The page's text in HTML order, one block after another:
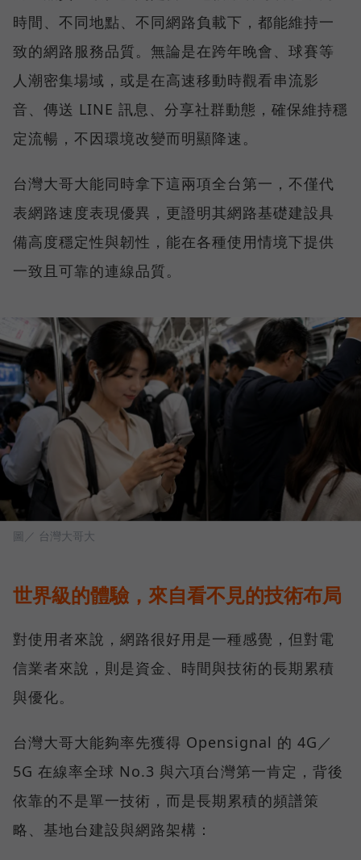
時間、不同地點、不同網路負載下，都能維持一
致的網路服務品質。無論是在跨年晚會、球賽等
人潮密集場域，或是在高速移動時觀看串流影
音、傳送 LINE 訊息、分享社群動態，確保維持穩
定流暢，不因環境改變而明顯降速。
台灣大哥大能同時拿下這兩項全台第一，不僅代
表網路速度表現優異，更證明其網路基礎建設具
備高度穩定性與韌性，能在各種使用情境下提供
一致且可靠的連線品質。
圖／ 台灣大哥大
世界級的體驗，來自看不見的技術布局
對使用者來說，網路很好用是一種感覺，但對電
信業者來說，則是資金、時間與技術的長期累積
與優化。
台灣大哥大能夠率先獲得 Opensignal 的 4G／
5G 在線率全球 No.3 與六項台灣第一肯定，背後
依靠的不是單一技術，而是長期累積的頻譜策
略、基地台建設與網路架構：